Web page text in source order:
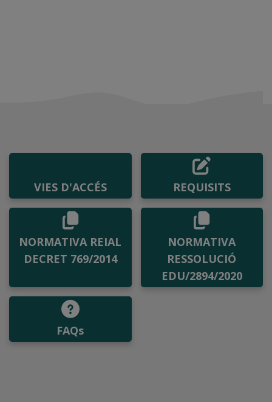
VIES D'ACCÉS REQUISITS
NORMATIVA REIAL
DECRET 769/2014
NORMATIVA
RESSOLUCIÓ
EDU/2894/2020
FAQs